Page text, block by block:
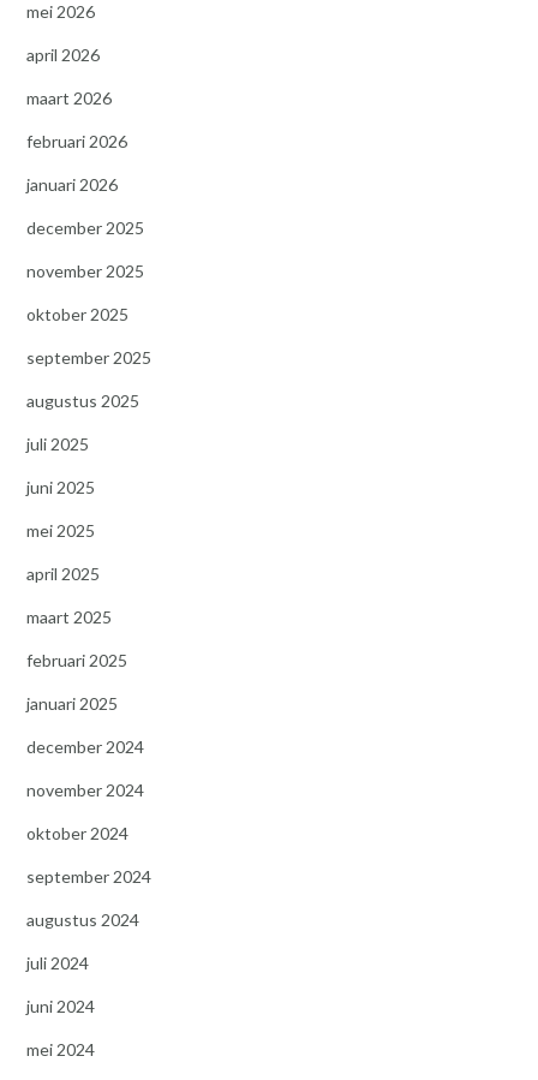
mei 2026
april 2026
maart 2026
februari 2026
januari 2026
december 2025
november 2025
oktober 2025
september 2025
augustus 2025
juli 2025
juni 2025
mei 2025
april 2025
maart 2025
februari 2025
januari 2025
december 2024
november 2024
oktober 2024
september 2024
augustus 2024
juli 2024
juni 2024
mei 2024